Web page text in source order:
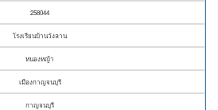
258044
โรงเรียนบ้านวังลาน
หนองหญ้า
เมืองกาญจนบุรี
กาญจนบุรี